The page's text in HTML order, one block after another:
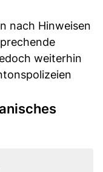
nach Hinweisen
weiterhin